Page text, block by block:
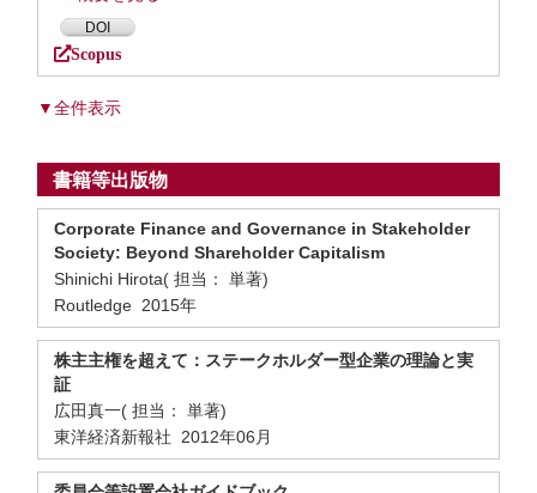
DOI
Scopus
▼全件表示
書籍等出版物
Corporate Finance and Governance in Stakeholder
Society: Beyond Shareholder Capitalism
Shinichi Hirota( 担当： 単著)
Routledge 2015年
株主主権を超えて：ステークホルダー型企業の理論と実
証
広田真一( 担当： 単著)
東洋経済新報社 2012年06月